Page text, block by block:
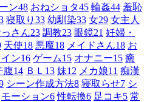
ン48 おねショタ45 輪姦44 羞恥
寝取り 33 幼馴染33 女29 女主人
さん23 調教23 眼鏡21 妊婦・
天使18 悪魔18 メイドさん18 お
ン16 ゲーム15 オナニー15 癒
腹14 ＢＬ 13 妹12 メカ娘11 痴漢
シーン作成方法8 寝取らせ7 シ
モーション6 性転換6 足コキ5 常